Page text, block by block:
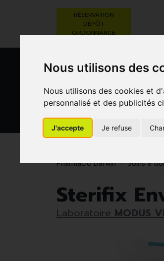
Nous utilisons des
Nous utilisons des cookies et
personnalisé et des publicités
J'accepte Je refuse
RÉSERVATION
DÉPÔT
ORDONNANCE
BEAUTÉ,
SOINS ET
RÉGIME,
Pharmacie Darwin Soins à
Sterifix
Laboratoire MODUS